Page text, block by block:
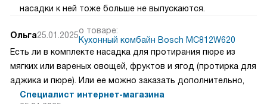
насадки к ней тоже больше не выпускаются.
Ольга25.01.2025о товаре:
Кухонный комбайн Bosch MC812W620
Есть ли в комплекте насадка для протирания пюре из
мягких или вареных овощей, фруктов и ягод (протирка для
аджика и пюре). Или ее можно заказать дополнительно,
Специалист интернет-магазина